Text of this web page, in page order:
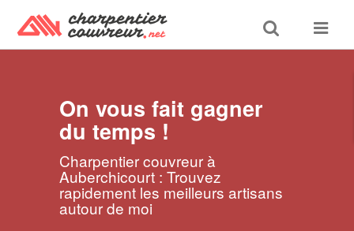
Toggle
search
Toggle
On vous fait gagner
du temps !
Charpentier couvreur à
Auberchicourt : Trouvez
rapidement les meilleurs artisans
autour de moi